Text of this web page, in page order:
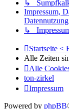
↳
Impressum,
↳
Startseite <
Alle Zeiten
Alle
ton-zirkel
Impressum
Powered by phpBB